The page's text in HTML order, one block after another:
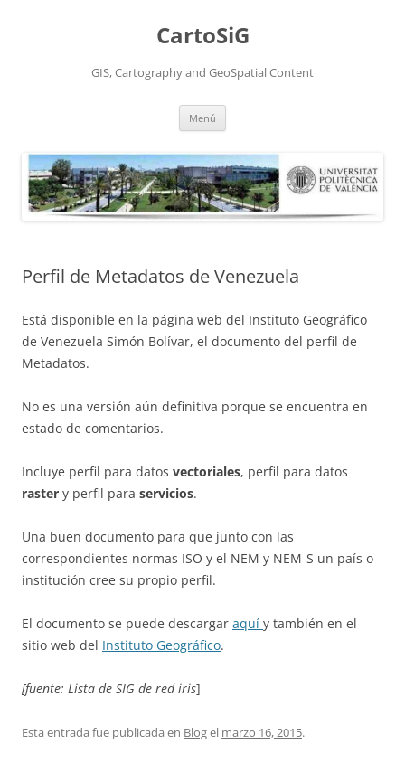
CartoSiG
GIS, Cartography and GeoSpatial Content
Menú
Perfil de Metadatos de Venezuela
Está disponible en la página web del Instituto Geográfico
de Venezuela Simón Bolívar, el documento del perfil de
Metadatos.
No es una versión aún definitiva porque se encuentra en
estado de comentarios.
Incluye perfil para datos vectoriales, perfil para datos
raster y perfil para servicios.
Una buen documento para que junto con las
correspondientes normas ISO y el NEM y NEM-S un país o
institución cree su propio perfil.
El documento se puede descargar aquí y también en el
sitio web del Instituto Geográfico.
[fuente: Lista de SIG de red iris]
Esta entrada fue publicada en Blogel marzo 16, 2015.